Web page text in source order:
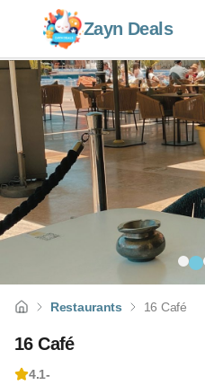
Zayn Deals
Restaurants 16 Café
16 Café
4.1-